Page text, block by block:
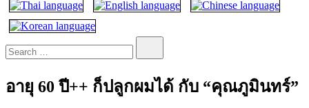
อายุ 60 ปี++ ก็ปลูกผมได้ กับ “คุณภูมินทร์”